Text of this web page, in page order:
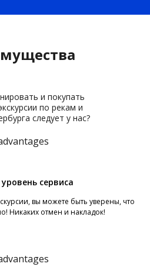
и покупать
по рекам и
следует у нас?
сервиса
вы можете быть уверены, что
Никаких отмен и накладок!